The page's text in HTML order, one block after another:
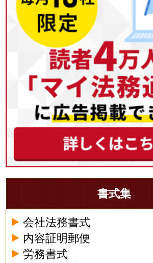
書式集
会社法務書式
内容証明郵便
労務書式